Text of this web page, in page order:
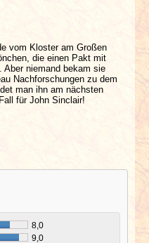
vom Kloster am Großen
die einen Pakt mit
niemand bekam sie
Nachforschungen zu dem
man ihn am nächsten
für John Sinclair!
8,0
9,0